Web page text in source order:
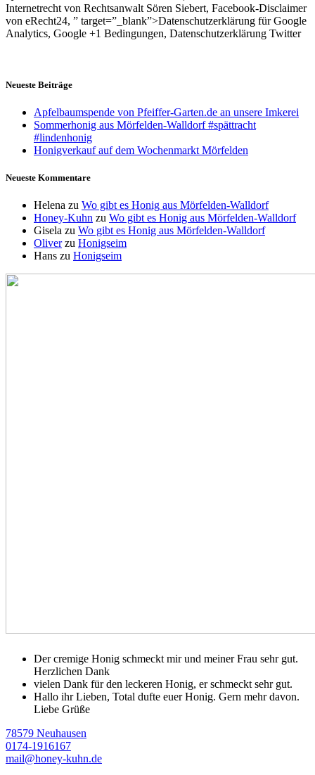
Internetrecht von Rechtsanwalt Sören Siebert, Facebook-Disclaimer
von eRecht24, ” target=”_blank”>Datenschutzerklärung für Google
Analytics, Google +1 Bedingungen, Datenschutzerklärung Twitter
Neueste Beiträge
Apfelbaumspende von Pfeiffer-Garten.de an unsere Imkerei
Sommerhonig aus Mörfelden-Walldorf #spättracht
#lindenhonig
Honigverkauf auf dem Wochenmarkt Mörfelden
Neueste Kommentare
Helena zu Wo gibt es Honig aus Mörfelden-Walldorf
Honey-Kuhn zu Wo gibt es Honig aus Mörfelden-Walldorf
Gisela zu Wo gibt es Honig aus Mörfelden-Walldorf
Oliverzu Honigseim
Hans zu Honigseim
Der cremige Honig schmeckt mir und meiner Frau sehr gut.
Herzlichen Dank
vielen Dank für den leckeren Honig, er schmeckt sehr gut.
Hallo ihr Lieben, Total dufte euer Honig. Gern mehr davon.
Liebe Grüße
78579 Neuhausen
0174-1916167
mail@honey-kuhn.de